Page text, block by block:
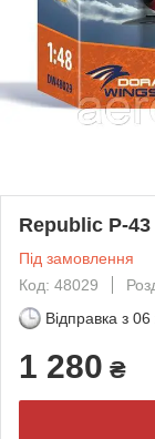
Republic P-
Під замовлення
Код: 48029
Відправка з 06
1 280 ₴